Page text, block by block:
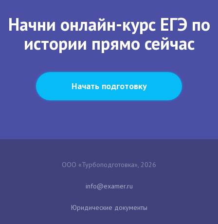
Начни онлайн-курс ЕГЭ по
истории прямо сейчас
Начать подготовку
ООО «Турбоподготовка», 2026
Юридические документы